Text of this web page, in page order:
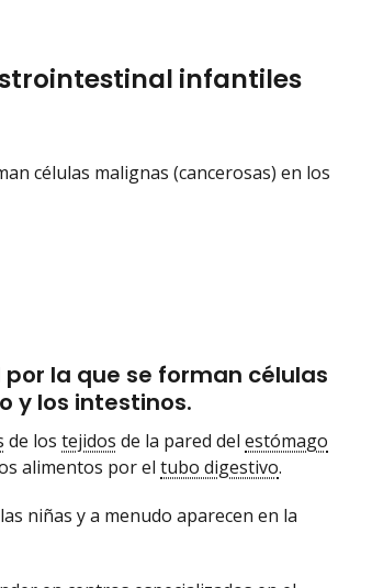
infantiles
células malignas (cancerosas) en los
la que se forman células
y los intestinos.
de los tejidos de la pared del estómago
alimentos por el tubo digestivo.
niñas y a menudo aparecen en la